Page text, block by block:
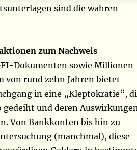
sind die wahren
zum Nachweis
Dokumenten sowie Millionen
von rund zehn Jahren bietet
in eine „Kleptokratie“,
und deren
Von Bankkonten bis hin zu
(manchmal), diese